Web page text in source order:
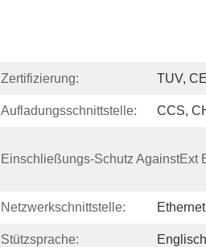
Zertifizierung: TUV, CE
Aufladungsschnittstelle: CCS,
Einschließungs-Schutz AgainstExt
Netzwerkschnittstelle:
Stützsprache: